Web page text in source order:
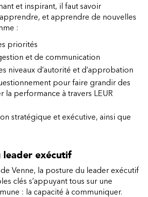
et inspirant, il faut savoir
et apprendre de nouvelles
:
priorités
et de communication
niveaux d’autorité et d’approbation
pour faire grandir des
la performance à travers LEUR
stratégique et exécutive, ainsi que
leader exécutif
Venne, la posture du leader exécutif
clés s’appuyant tous sur une
: la capacité à communiquer.